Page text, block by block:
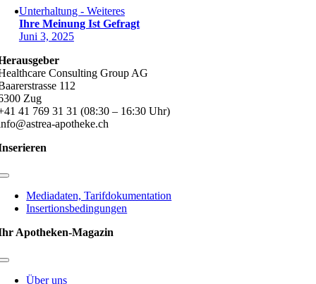
Unterhaltung - Weiteres
Ihre Meinung Ist Gefragt
Juni 3, 2025
Consulting Group AG
112
Zug
41 769 31 31 (08:30 – 16:30 Uhr)
apotheke.ch
Toggle
NavigationMediadaten, Tarifdokumentation
Insertionsbedingungen
Apotheken-Magazin
Toggle
NavigationÜber uns